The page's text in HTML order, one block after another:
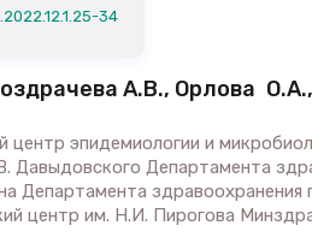
34
А.В., Орлова О.А.,
центр эпидемиологии и
Давыдовского Департамента
Департамента
центр им. Н.И. Пирогова